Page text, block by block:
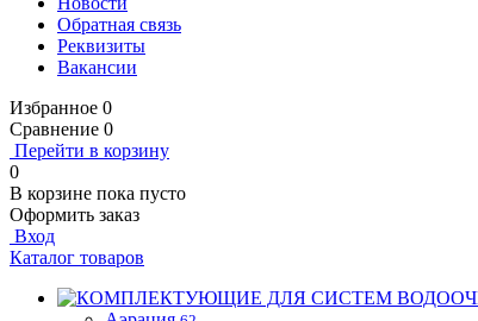
Обратная связь
Реквизиты
Вакансии
Избранное 0
Сравнение 0
Перейти в корзину
0
В корзине пока пусто
Оформить заказ
Вход
Каталог товаров